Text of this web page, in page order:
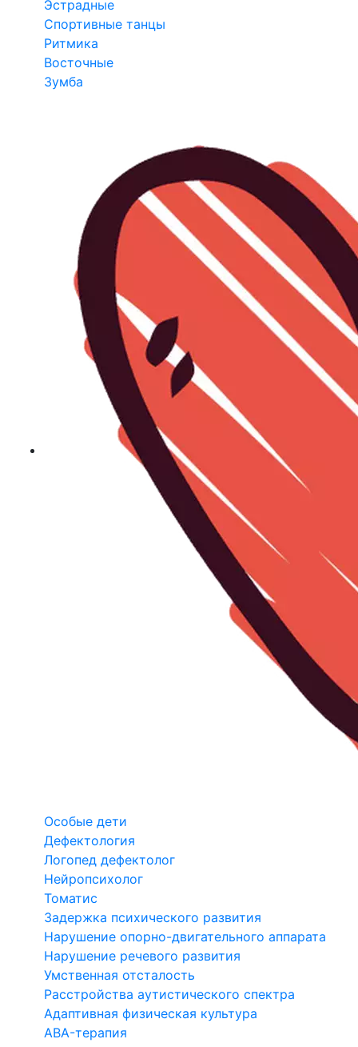
Эстрадные
Спортивные танцы
Ритмика
Восточные
Зумба
Особые дети
Дефектология
Логопед дефектолог
Нейропсихолог
Томатис
Задержка психического развития
Нарушение опорно-двигательного аппарата
Нарушение речевого развития
Умственная отсталость
Расстройства аутистического спектра
Адаптивная физическая культура
ABA-терапия